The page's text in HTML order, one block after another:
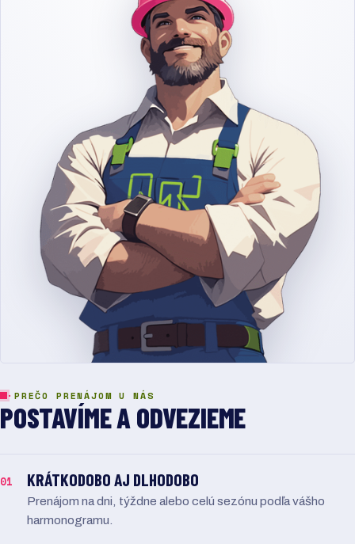
· PREČO PRENÁJOM U NÁS
POSTAVÍME A ODVEZIEME
01 KRÁTKODOBO AJ DLHODOBO
Prenájom na dni, týždne alebo celú sezónu podľa vášho
harmonogramu.